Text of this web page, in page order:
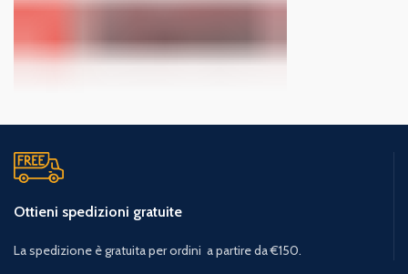
Ottieni spedizioni gratuite
La spedizione è gratuita per ordini a partire da €150.